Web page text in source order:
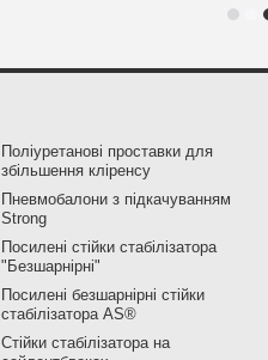
Поліуретанові проставки для
збільшення кліренсу
Пневмобалони з підкачуванням
Strong
Посилені стійки стабілізатора
"Безшарнірні"
Посилені безшарнірні стійки
стабілізатора AS®
Стійки стабілізатора на